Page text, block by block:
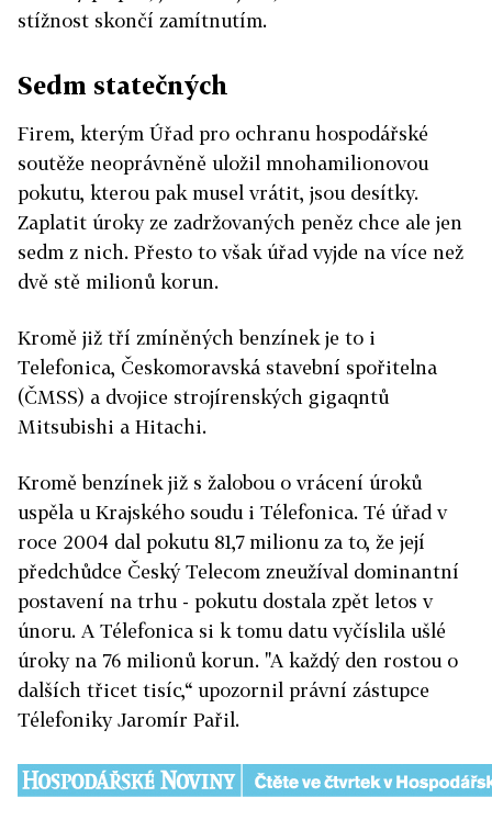
stížnost skončí zamítnutím.
Sedm statečných
Firem, kterým Úřad pro ochranu hospodářské
soutěže neoprávněně uložil mnohamilionovou
pokutu, kterou pak musel vrátit, jsou desítky.
Zaplatit úroky ze zadržovaných peněz chce ale jen
sedm z nich. Přesto to však úřad vyjde na více než
dvě stě milionů korun.
Kromě již tří zmíněných benzínek je to i
Telefonica, Českomoravská stavební spořitelna
(ČMSS) a dvojice strojírenských gigaqntů
Mitsubishi a Hitachi.
Kromě benzínek již s žalobou o vrácení úroků
uspěla u Krajského soudu i Télefonica. Té úřad v
roce 2004 dal pokutu 81,7 milionu za to, že její
předchůdce Český Telecom zneužíval dominantní
postavení na trhu - pokutu dostala zpět letos v
únoru. A Télefonica si k tomu datu vyčíslila ušlé
úroky na 76 milionů korun. "A každý den rostou o
dalších třicet tisíc,“ upozornil právní zástupce
Télefoniky Jaromír Pařil.